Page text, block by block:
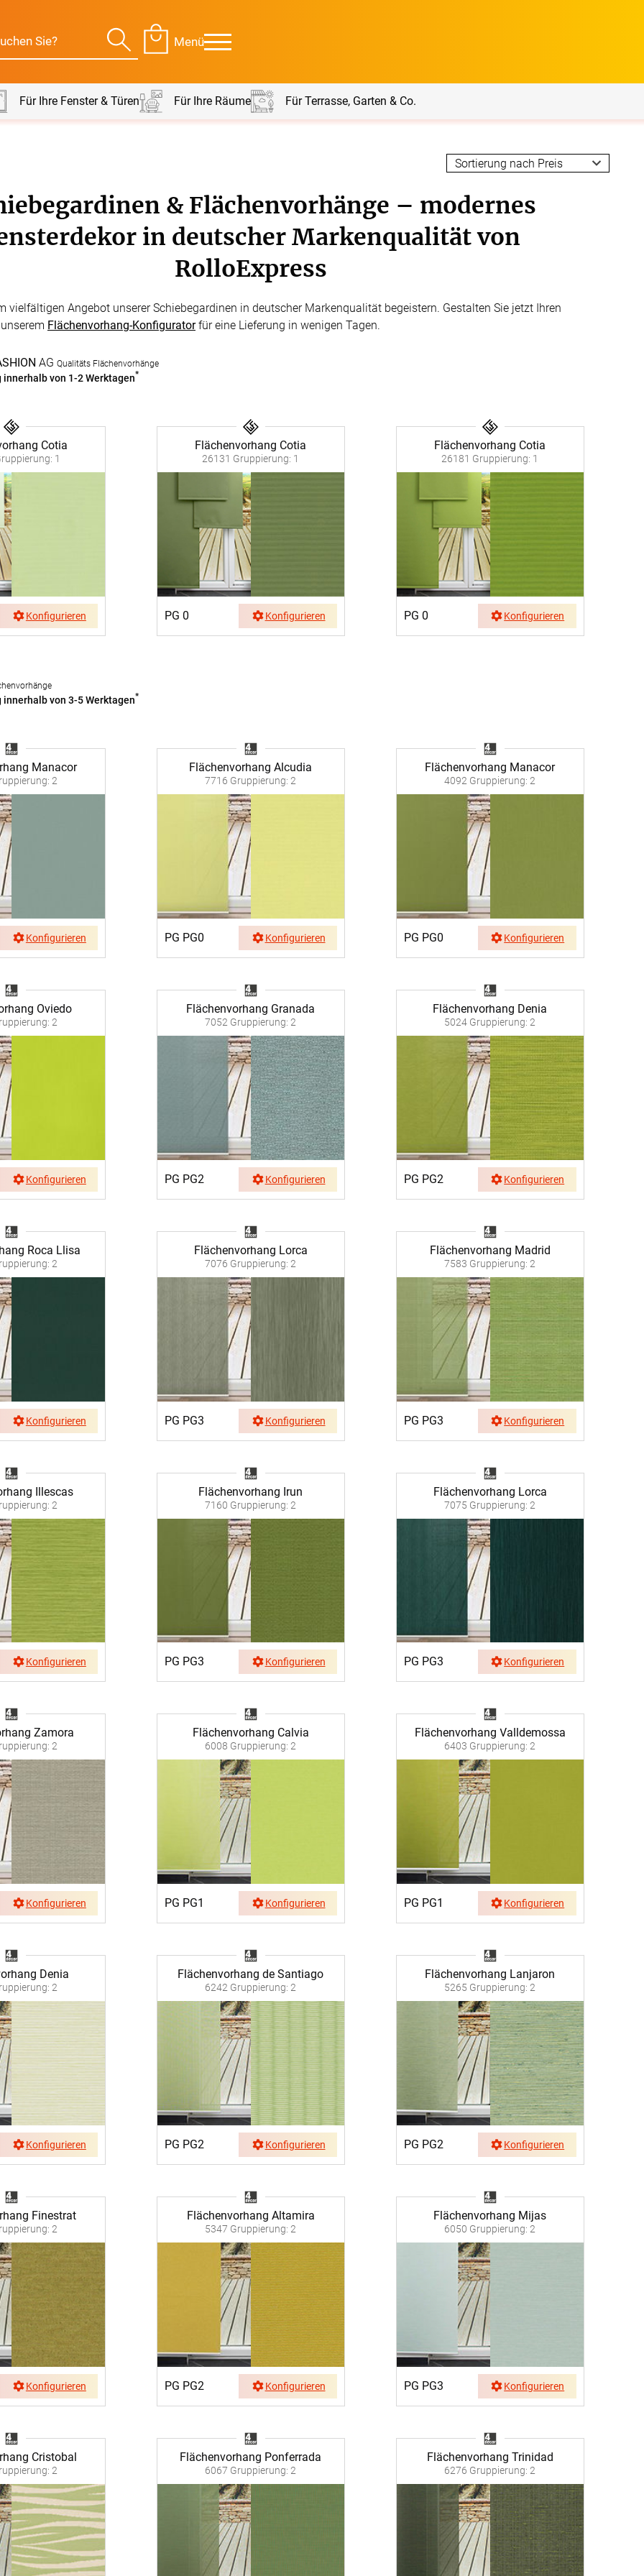
Menü
Mass
Kissen
Alle Kissen
Massanfertigung
Fertiggrössen
Zubehör
Tischdecke
Massanfertigung
Stoffe
Zubehör
Balkon Sichtschutz
Alle Balkonbespannungen
Massanfertigung
Zubehör
Massanfertigung
Sonnensegel
Service
Produktberatung
Montageanleitung
VERSAND
Versandinformation
Widerruf
BEZAHLUNG SOCIAL MEDIA
Pinterest
Für Ihre Fenster & Türen Für Ihre Räume Für Terrasse, Garten & Co.
& Flächenvorhänge – modernes
in deutscher Markenqualität von
RolloExpress
vielfältigen Angebot unserer Schiebegardinen in deutscher Markenqualität begeistern. Gestalten Sie jetzt Ihren
Flächenvorhang-Konfiguratorfür eine Lieferung in wenigen Tagen.
AG Qualitäts Flächenvorhänge
von 1-2 Werktagen*
Cotia
1
Konfigurieren
Flächenvorhang Cotia
26131 Gruppierung: 1
PG 0 Konfigurieren
Flächenvorhang Cotia
26181 Gruppierung: 1
PG 0 Konfigurieren
von 3-5 Werktagen*
Manacor
2
Konfigurieren
Flächenvorhang Alcudia
7716 Gruppierung: 2
PG PG0 Konfigurieren
Flächenvorhang Manacor
4092 Gruppierung: 2
PG PG0 Konfigurieren
Oviedo
2
Konfigurieren
Flächenvorhang Granada
7052 Gruppierung: 2
PG PG2 Konfigurieren
Flächenvorhang Denia
5024 Gruppierung: 2
PG PG2 Konfigurieren
Roca Llisa
2
Konfigurieren
Flächenvorhang Lorca
7076 Gruppierung: 2
PG PG3 Konfigurieren
Flächenvorhang Madrid
7583 Gruppierung: 2
PG PG3 Konfigurieren
Illescas
2
Konfigurieren
Flächenvorhang Irun
7160 Gruppierung: 2
PG PG3 Konfigurieren
Flächenvorhang Lorca
7075 Gruppierung: 2
PG PG3 Konfigurieren
Zamora
2
Konfigurieren
Flächenvorhang Calvia
6008 Gruppierung: 2
PG PG1 Konfigurieren
Flächenvorhang Valldemossa
6403 Gruppierung: 2
PG PG1 Konfigurieren
Denia
2
Konfigurieren
Flächenvorhang de Santiago
6242 Gruppierung: 2
PG PG2 Konfigurieren
Flächenvorhang Lanjaron
5265 Gruppierung: 2
PG PG2 Konfigurieren
Finestrat
2
Konfigurieren
Flächenvorhang Altamira
5347 Gruppierung: 2
PG PG2 Konfigurieren
Flächenvorhang Mijas
6050 Gruppierung: 2
PG PG3 Konfigurieren
Cristobal
2
Flächenvorhang Ponferrada
6067 Gruppierung: 2
Flächenvorhang Trinidad
6276 Gruppierung: 2